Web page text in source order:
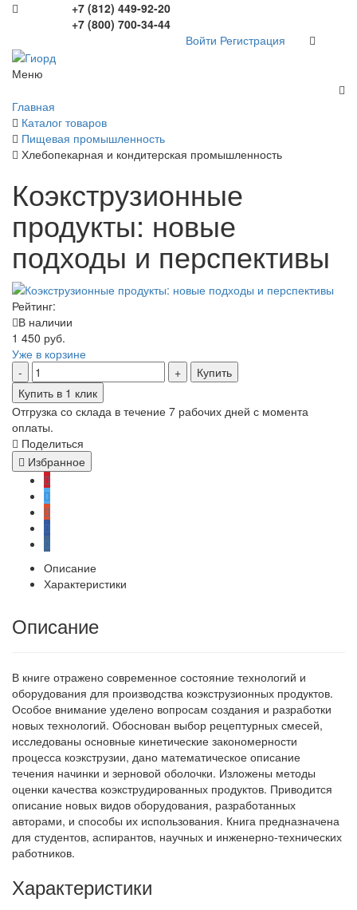
+7 (812) 449-92-20
+7 (800) 700-34-44
Войти Регистрация
Меню
Главная
Каталог товаров
Пищевая промышленность
Хлебопекарная и кондитерская промышленность
Коэкструзионные
продукты: новые
подходы и перспективы
Рейтинг:
В наличии
1 450 руб.
Уже в корзине
Купить
Купить в 1 клик
Отгрузка со склада в течение 7 рабочих дней с момента
оплаты.
Поделиться
Избранное
Описание
Характеристики
Описание
В книге отражено современное состояние технологий и
оборудования для производства коэкструзионных продуктов.
Особое внимание уделено вопросам создания и разработки
новых технологий. Обоснован выбор рецептурных смесей,
исследованы основные кинетические закономерности
процесса коэкструзии, дано математическое описание
течения начинки и зерновой оболочки. Изложены методы
оценки качества коэкструдированных продуктов. Приводится
описание новых видов оборудования, разработанных
авторами, и способы их использования. Книга предназначена
для студентов, аспирантов, научных и инженерно-технических
работников.
Характеристики